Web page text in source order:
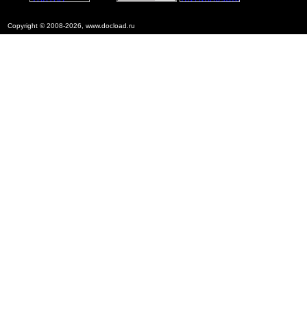
Copyright © 2008-2026, www.docload.ru